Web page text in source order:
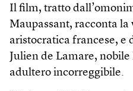
Il film, tratto
Maupassant, racconta
aristocratica francese, e
Julien de Lamare,
adultero incorreggibile.